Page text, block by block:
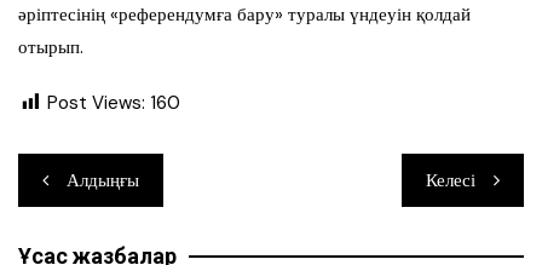
әріптесінің «референдумға бару» туралы үндеуін қолдай
отырып.
Post Views: 160
Навигация
по
Алдыңғы Келесі
Ұқсас жазбалар